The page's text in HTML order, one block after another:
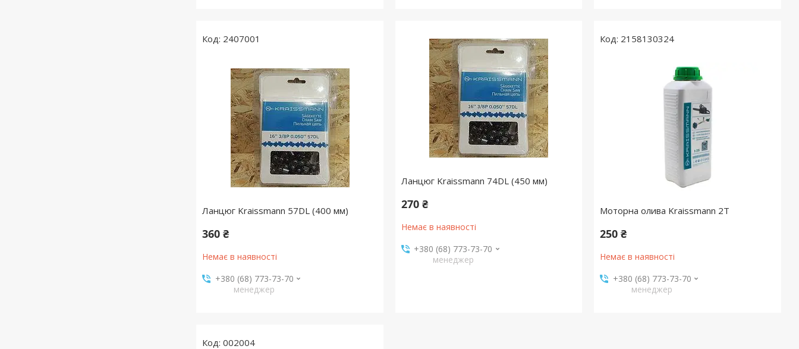
2407001
Ланцюг Kraissmann 57DL (400 мм)
360 ₴
Немає в наявності
+380 (68) 773-73-70
менеджер
Ланцюг Kraissmann 74DL (450 мм)
270 ₴
Немає в наявності
+380 (68) 773-73-70
менеджер
2158130324
Моторна олива Kraissmann 2T
250 ₴
Немає в наявності
+380 (68) 773-73-70
менеджер
002004